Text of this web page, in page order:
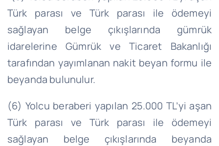
Türk parası ve Türk parası ile ödemeyi
sağlayan belge çıkışlarında gümrük
idarelerine Gümrük ve Ticaret Bakanlığı
tarafından yayımlanan nakit beyan formu ile
beyanda bulunulur.
(6) Yolcu beraberi yapılan 25.000 TL’yi aşan
Türk parası ve Türk parası ile ödemeyi
sağlayan belge çıkışlarında beyanda